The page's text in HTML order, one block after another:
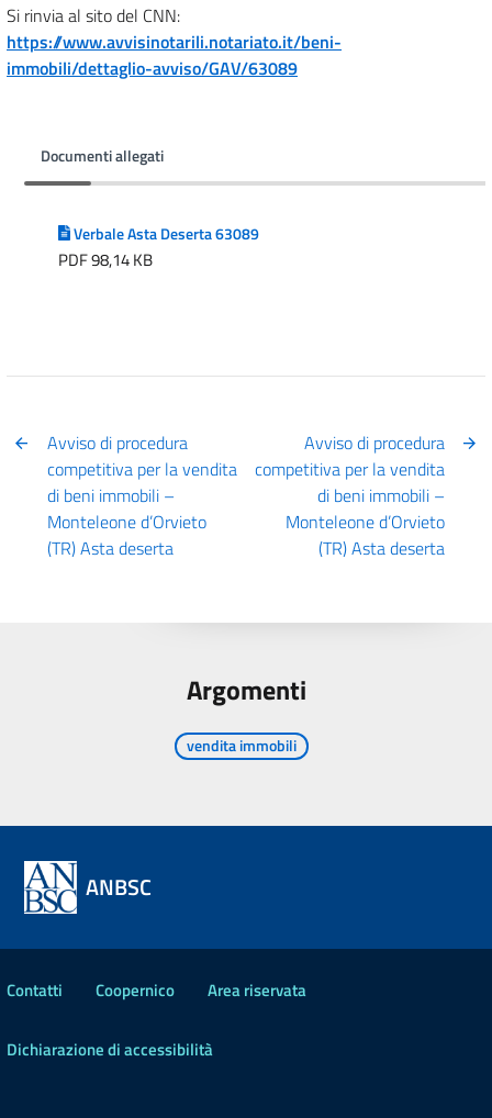
Si rinvia al sito del CNN:
https://www.avvisinotarili.notariato.it/beni-
immobili/dettaglio-avviso/GAV/63089
Documenti allegati
Verbale Asta Deserta 63089
PDF 98,14 KB
Avviso di procedura
competitiva per la vendita
di beni immobili –
Monteleone d’Orvieto
(TR) Asta deserta
Avviso di procedura
competitiva per la vendita
di beni immobili –
Monteleone d’Orvieto
(TR) Asta deserta
Argomenti
vendita immobili
ANBSC
Contatti Coopernico Area riservata
Dichiarazione di accessibilità